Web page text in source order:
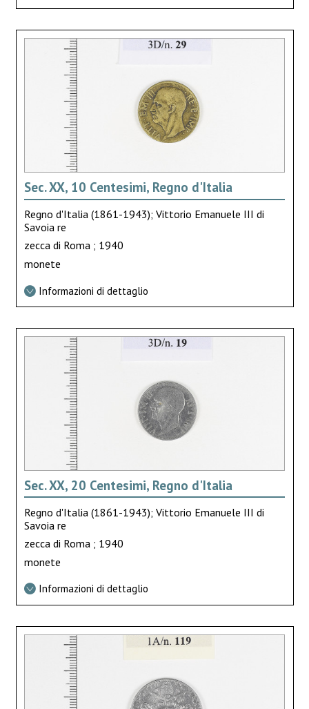
Sec. XX, 10 Centesimi, Regno d'Italia
Regno d'Italia (1861-1943); Vittorio Emanuele III di
Savoia re
zecca di Roma ; 1940
monete
Informazioni di dettaglio
Sec. XX, 20 Centesimi, Regno d'Italia
Regno d'Italia (1861-1943); Vittorio Emanuele III di
Savoia re
zecca di Roma ; 1940
monete
Informazioni di dettaglio